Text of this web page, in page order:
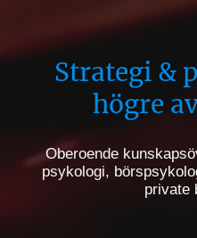
Strategi &
högre
Oberoende
psykologi,
private